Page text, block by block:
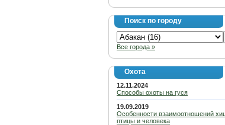
Поиск по городу
Все города »
Охота
12.11.2024
Способы охоты на гуся
19.09.2019
Особенности взаимоотношений
птицы и человека